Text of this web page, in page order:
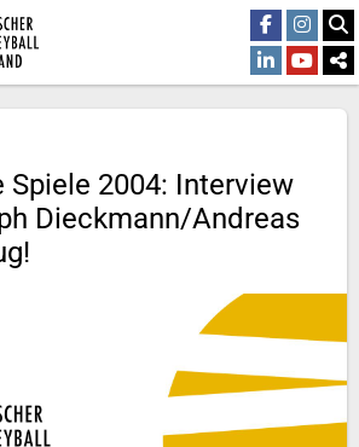
Spiele 2004: Interview
Dieckmann/Andreas